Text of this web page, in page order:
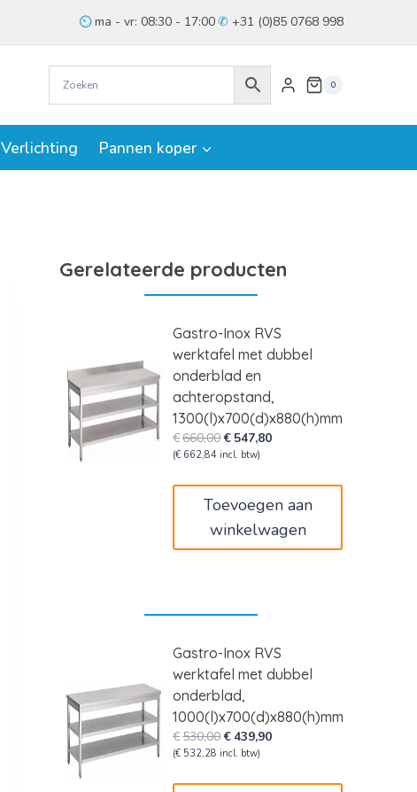
ma - vr: 08:30 - 17:00 +31 (0)85 0768 998
0
Verlichting Pannen koper
Gerelateerde producten
Gastro-Inox RVS
werktafel met dubbel
onderblad en
achteropstand,
1300(l)x700(d)x880(h)mm
€660,00Oorspronkelijke
prijs
€ 547,80Huidige
(€ 662,84 incl. btw)
Toevoegen aan
winkelwagen
Gastro-Inox RVS
werktafel met dubbel
onderblad,
1000(l)x700(d)x880(h)mm
€530,00Oorspronkelijke
prijs
€439,90Huidige
(€ 532,28 incl. btw)